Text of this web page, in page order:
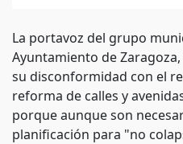
La portavoz del grupo
Ayuntamiento de
su disconformidad con el
reforma de calles y
porque aunque son
planificación para "no